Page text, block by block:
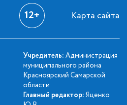
12+ Карта сайта
Учредитель: Администрация
муниципального района
Красноярский Самарской
области
Главный редактор: Яценко